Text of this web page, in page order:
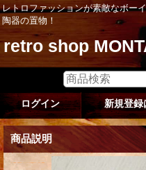
レトロファッションが素敵なボー
陶器の置物！
retro shop
ログイン 新規登録
商品説明